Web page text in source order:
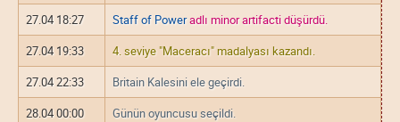
27.04 18:27
Staff of Poweradlı minor artifacti düşürdü.
27.04 19:33
4. seviye "Maceracı" madalyası kazandı.
27.04 22:33
Britain Kalesini ele geçirdi.
28.04 00:00
Günün oyuncusu seçildi.